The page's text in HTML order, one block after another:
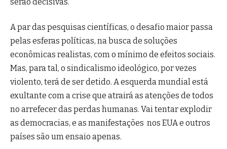
A par das pesquisas científicas, o desafio maior passa
pelas esferas políticas, na busca de soluções
econômicas realistas, com o mínimo de efeitos sociais.
Mas, para tal, o sindicalismo ideológico, por vezes
violento, terá de ser detido. A esquerda mundial está
exultante com a crise que atrairá as atenções de todos
no arrefecer das perdas humanas. Vai tentar explodir
as democracias, e as manifestações nos EUA e outros
países são um ensaio apenas.